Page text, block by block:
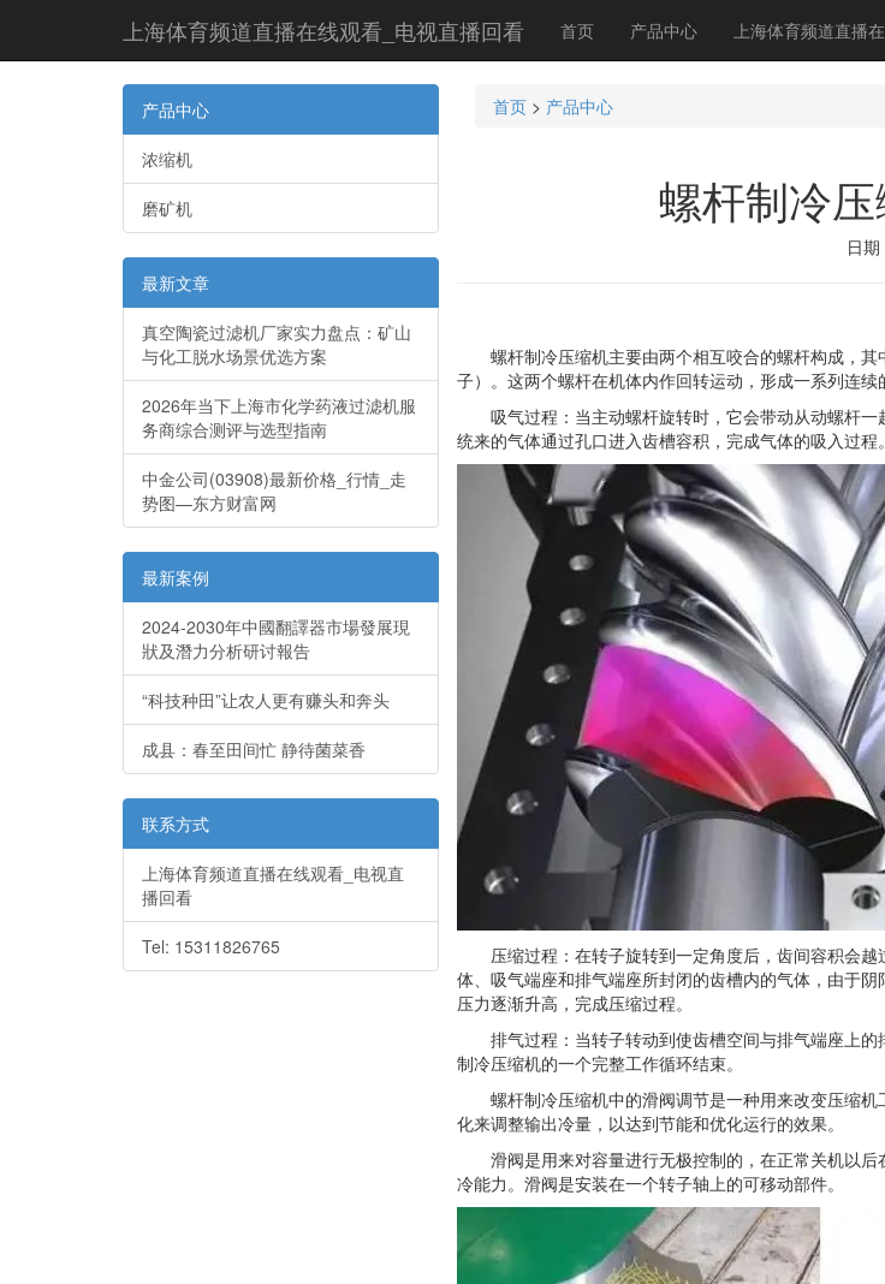
上海体育频道直播在线观看_电视直播回看 首页 产品中心 上海体育频道直播
产品中心
浓缩机
磨矿机
最新文章
真空陶瓷过滤机厂家实力盘点：矿山
与化工脱水场景优选方案
2026年当下上海市化学药液过滤机服
务商综合测评与选型指南
中金公司(03908)最新价格_行情_走
势图—东方财富网
最新案例
2024-2030年中國翻譯器市場發展現
狀及潛力分析研讨報告
“科技种田”让农人更有赚头和奔头
成县：春至田间忙 静待菌菜香
联系方式
上海体育频道直播在线观看_电视直
播回看
Tel: 15311826765
首页> 产品中心
螺杆制冷
日
螺杆制冷压缩机主要由两个相互咬合的螺杆构成，其
子）。这两个螺杆在机体内作回转运动，形成一系列连续
吸气过程：当主动螺杆旋转时，它会带动从动螺杆一
统来的气体通过孔口进入齿槽容积，完成气体的吸入过程。
压缩过程：在转子旋转到一定角度后，齿间容积会越
体、吸气端座和排气端座所封闭的齿槽内的气体，由于
压力逐渐升高，完成压缩过程。
排气过程：当转子转动到使齿槽空间与排气端座上的
制冷压缩机的一个完整工作循环结束。
螺杆制冷压缩机中的滑阀调节是一种用来改变压缩机
化来调整输出冷量，以达到节能和优化运行的效果。
滑阀是用来对容量进行无极控制的，在正常关机以后
冷能力。滑阀是安装在一个转子轴上的可移动部件。